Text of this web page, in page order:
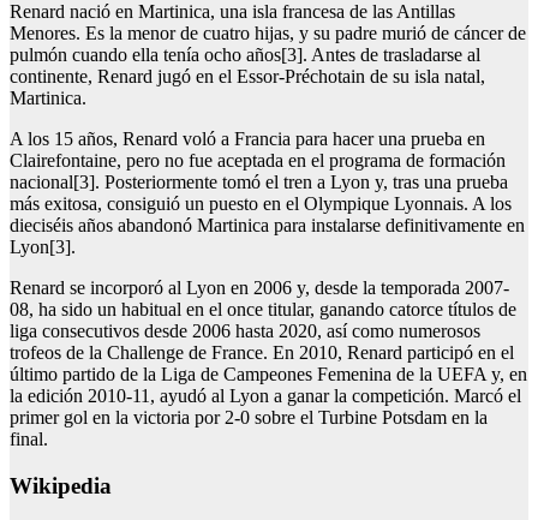
Renard nació en Martinica, una isla francesa de las Antillas
Menores. Es la menor de cuatro hijas, y su padre murió de cáncer de
pulmón cuando ella tenía ocho años[3]. Antes de trasladarse al
continente, Renard jugó en el Essor-Préchotain de su isla natal,
Martinica.
A los 15 años, Renard voló a Francia para hacer una prueba en
Clairefontaine, pero no fue aceptada en el programa de formación
nacional[3]. Posteriormente tomó el tren a Lyon y, tras una prueba
más exitosa, consiguió un puesto en el Olympique Lyonnais. A los
dieciséis años abandonó Martinica para instalarse definitivamente en
Lyon[3].
Renard se incorporó al Lyon en 2006 y, desde la temporada 2007-
08, ha sido un habitual en el once titular, ganando catorce títulos de
liga consecutivos desde 2006 hasta 2020, así como numerosos
trofeos de la Challenge de France. En 2010, Renard participó en el
último partido de la Liga de Campeones Femenina de la UEFA y, en
la edición 2010-11, ayudó al Lyon a ganar la competición. Marcó el
primer gol en la victoria por 2-0 sobre el Turbine Potsdam en la
final.
Wikipedia